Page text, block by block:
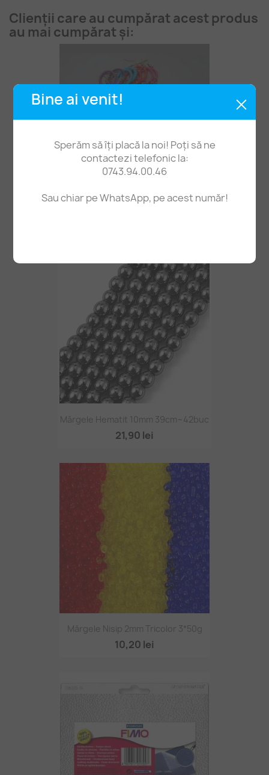
Bine ai venit!
Sperăm să îți placă la noi! Poți să ne
contactezi telefonic la:
0743.94.00.46
Sau chiar pe WhatsApp, pe acest număr!
Clienții care au cumpărat acest produs
au mai cumpărat și:
Mărgele Hematit 10mm 39cm~42buc
21,90 lei
Mărgele Nisip 2mm Tricolor 3*50g
10,20 lei